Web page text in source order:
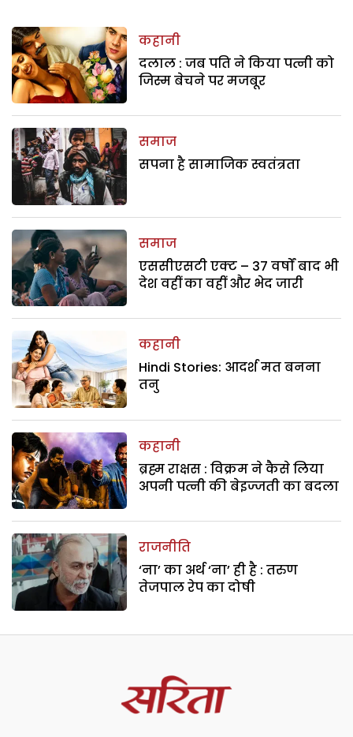
कहानी
दलाल : जब पति ने किया पत्नी को
जिस्म बेचने पर मजबूर
समाज
सपना है सामाजिक स्वतंत्रता
समाज
एससीएसटी एक्ट – 37 वर्षों बाद भी
देश वहीं का वहीं और भेद जारी
कहानी
Hindi Stories: आदर्श मत बनना
तनु
कहानी
ब्रह्म राक्षस : विक्रम ने कैसे लिया
अपनी पत्नी की बेइज्जती का बदला
राजनीति
‘ना’ का अर्थ ‘ना’ ही है : तरुण
तेजपाल रेप का दोषी